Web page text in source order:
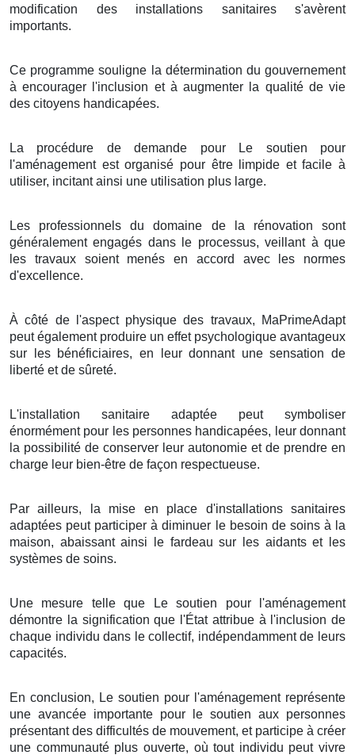
modification des installations sanitaires s'avèrent
importants.
Ce programme souligne la détermination du gouvernement
à encourager l'inclusion et à augmenter la qualité de vie
des citoyens handicapées.
La procédure de demande pour Le soutien pour
l'aménagement est organisé pour être limpide et facile à
utiliser, incitant ainsi une utilisation plus large.
Les professionnels du domaine de la rénovation sont
généralement engagés dans le processus, veillant à que
les travaux soient menés en accord avec les normes
d'excellence.
À côté de l'aspect physique des travaux, MaPrimeAdapt
peut également produire un effet psychologique avantageux
sur les bénéficiaires, en leur donnant une sensation de
liberté et de sûreté.
L'installation sanitaire adaptée peut symboliser
énormément pour les personnes handicapées, leur donnant
la possibilité de conserver leur autonomie et de prendre en
charge leur bien-être de façon respectueuse.
Par ailleurs, la mise en place d'installations sanitaires
adaptées peut participer à diminuer le besoin de soins à la
maison, abaissant ainsi le fardeau sur les aidants et les
systèmes de soins.
Une mesure telle que Le soutien pour l'aménagement
démontre la signification que l'État attribue à l'inclusion de
chaque individu dans le collectif, indépendamment de leurs
capacités.
En conclusion, Le soutien pour l'aménagement représente
une avancée importante pour le soutien aux personnes
présentant des difficultés de mouvement, et participe à créer
une communauté plus ouverte, où tout individu peut vivre